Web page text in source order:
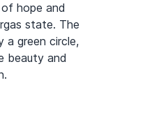
hope and
state. The
a green circle,
beauty and